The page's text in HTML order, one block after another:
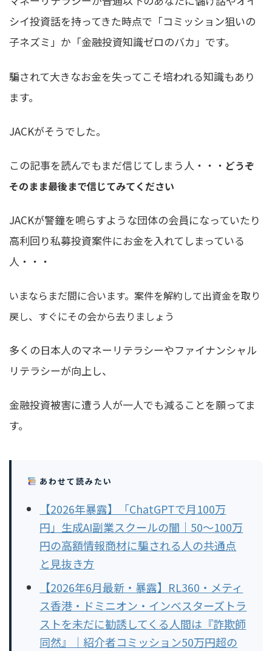
シイ投資話を持ってきた時点で「コミッション狙いの
子ネズミ」か「金融投資知識ゼロのバカ」です。
騙されて大きなお金を失ってこそ培われる知識もあり
ます。
JACKがそうでした。
この記事を読んでもまだ信じてしまう人・・・ どうぞ
そのまま最後まで信じてみてください
JACKが警鐘を鳴らすような団体の会員になっていたり
高利回り私募投資案件にお金を入れてしまっている
人・・・
いまならまだ間に合います。案件を解約して出資金を取り
戻し、すぐにその会から去りましょう
多くの日本人のマネーリテラシーやファイナンシャル
リテラシーが向上し、
金融投資被害に遭う人が一人でも減ることを願ってま
す。
あわせて読みたい
【2026年暴露】「ChatGPTで月100万
円」生成AI副業スクールの闇｜50〜100万
円の高額情報商材に騙される人の共通点
と見抜き方
【2026年6月最新・暴露】RL360・メティ
ス香港・ドミニオン・インベスターズトラ
ストを未だに勧誘してくる人間は『詐欺師
同然』｜紹介者コミッション50万円超の